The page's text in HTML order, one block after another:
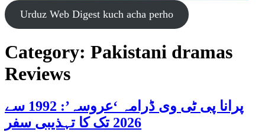
Urduz Web Digest kuch acha perho
Category: Pakistani dramas
Reviews
پرانا پی ٹی وی ڈرامہ ‘عروسہ’: 1992 سے
2026 تک کا تہذیبی سفر